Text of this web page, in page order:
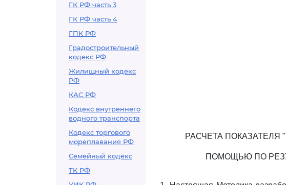
ГК РФ часть 3
ГК РФ часть 4
ГПК РФ
Градостроительный
кодекс РФ
Жилищный кодекс
РФ
КАС РФ
Кодекс внутреннего
водного транспорта
Кодекс торгового
мореплавания РФ
Семейный кодекс
ТК РФ
РАСЧЕТА
ПОМОЩЬЮ ПО